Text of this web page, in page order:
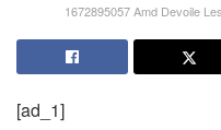
1672895057 Amd Devoile
[ad_1]